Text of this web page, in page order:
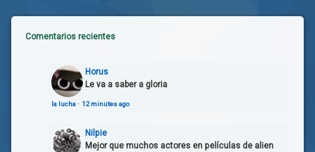
Comentarios recientes
Horus
Le va a saber a gloria
la lucha· 12 minutes ago
Nilpie
Mejor que muchos actores en películas de alien